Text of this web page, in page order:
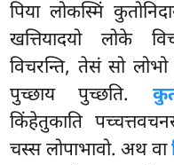
पिया लोकस्मिं
खत्तियादयो लोके
विचरन्ति, तेसं सो
पुच्छाय पुच्छति.
किंहेतुकाति
चस्स लोपाभावो. अथ वा